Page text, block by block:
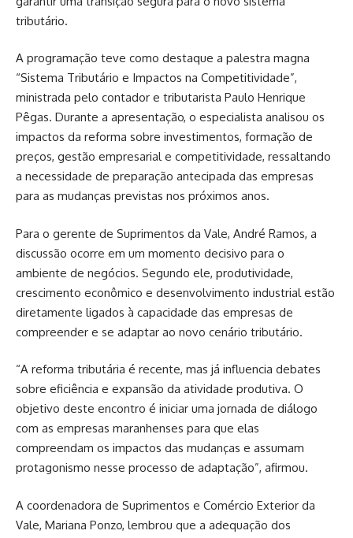
tributário.
A programação teve como destaque a palestra magna
“Sistema Tributário e Impactos na Competitividade”,
ministrada pelo contador e tributarista Paulo Henrique
Pêgas. Durante a apresentação, o especialista analisou os
impactos da reforma sobre investimentos, formação de
preços, gestão empresarial e competitividade, ressaltando
a necessidade de preparação antecipada das empresas
para as mudanças previstas nos próximos anos.
Para o gerente de Suprimentos da Vale, André Ramos, a
discussão ocorre em um momento decisivo para o
ambiente de negócios. Segundo ele, produtividade,
crescimento econômico e desenvolvimento industrial estão
diretamente ligados à capacidade das empresas de
compreender e se adaptar ao novo cenário tributário.
“A reforma tributária é recente, mas já influencia debates
sobre eficiência e expansão da atividade produtiva. O
objetivo deste encontro é iniciar uma jornada de diálogo
com as empresas maranhenses para que elas
compreendam os impactos das mudanças e assumam
protagonismo nesse processo de adaptação”, afirmou.
A coordenadora de Suprimentos e Comércio Exterior da
Vale, Mariana Ponzo, lembrou que a adequação dos